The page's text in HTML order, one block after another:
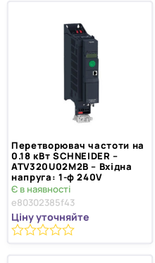
Перетворювач частоти на
0.18 кВт SCHNEIDER –
ATV320U02M2B – Вхідна
напруга: 1-ф 240V
Є в наявності
e80302385f43
Ціну уточняйте